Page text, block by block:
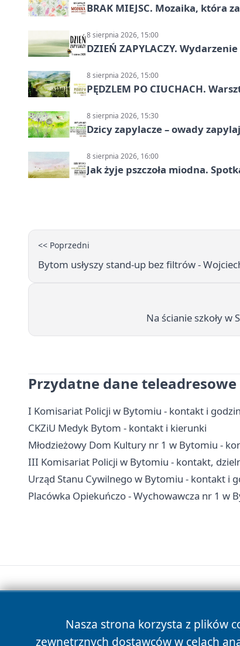
BRAK MIEJSC. Mozaika, która
8 sierpnia 2026, 15:00
DZIEŃ ZAPYLACZY.
8 sierpnia 2026, 15:00
PĘDZLEM PO CIUCHACH.
8 sierpnia 2026, 15:30
Dzicy zapylacze – owady
8 sierpnia 2026, 16:00
Jak żyje pszczoła miodna.
<< Poprzedni
Bytom usłyszy stand-up bez filtrów -
Na ścianie szkoły w
Przydatne dane teleadresowe
I Komisariat Policji w Bytomiu - kontakt i
CKZiU Medyk Bytom - kontakt i kierunki
Młodzieżowy Dom Kultury nr 1 w Bytomiu -
III Komisariat Policji w Bytomiu - kontakt,
Urząd Stanu Cywilnego w Bytomiu - kontakt i
Placówka Opiekuńczo - Wychowawcza nr 1 w
Nasza strona korzysta z plików
zewnętrznych dostawców w celach